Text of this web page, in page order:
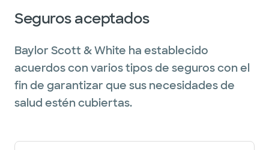
Seguros aceptados
Baylor Scott & White ha establecido
acuerdos con varios tipos de seguros con el
fin de garantizar que sus necesidades de
salud estén cubiertas.